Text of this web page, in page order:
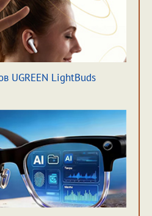
UGREEN LightBuds